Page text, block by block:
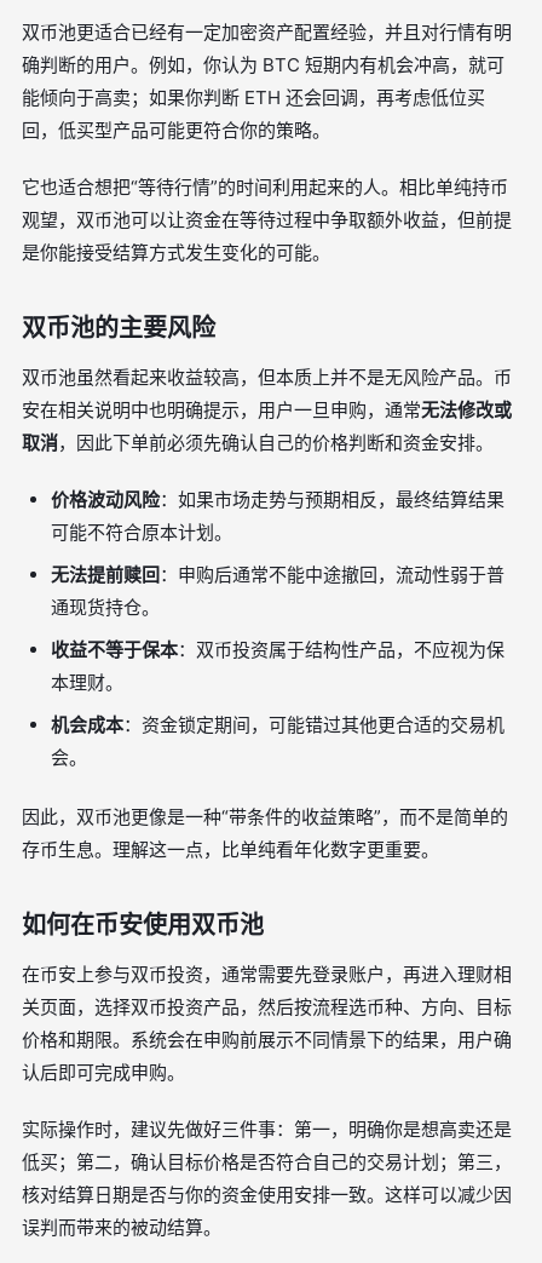
双币池更适合已经有一定加密资产配置经验，并且对行情有明
确判断的用户。例如，你认为 BTC 短期内有机会冲高，就可
能倾向于高卖；如果你判断 ETH 还会回调，再考虑低位买
回，低买型产品可能更符合你的策略。
它也适合想把“等待行情”的时间利用起来的人。相比单纯持币
观望，双币池可以让资金在等待过程中争取额外收益，但前提
是你能接受结算方式发生变化的可能。
双币池的主要风险
双币池虽然看起来收益较高，但本质上并不是无风险产品。币
安在相关说明中也明确提示，用户一旦申购，通常无法修改或
取消，因此下单前必须先确认自己的价格判断和资金安排。
价格波动风险：如果市场走势与预期相反，最终结算结果
可能不符合原本计划。
无法提前赎回：申购后通常不能中途撤回，流动性弱于普
通现货持仓。
收益不等于保本：双币投资属于结构性产品，不应视为保
本理财。
机会成本：资金锁定期间，可能错过其他更合适的交易机
会。
因此，双币池更像是一种“带条件的收益策略”，而不是简单的
存币生息。理解这一点，比单纯看年化数字更重要。
如何在币安使用双币池
在币安上参与双币投资，通常需要先登录账户，再进入理财相
关页面，选择双币投资产品，然后按流程选币种、方向、目标
价格和期限。系统会在申购前展示不同情景下的结果，用户确
认后即可完成申购。
实际操作时，建议先做好三件事：第一，明确你是想高卖还是
低买；第二，确认目标价格是否符合自己的交易计划；第三，
核对结算日期是否与你的资金使用安排一致。这样可以减少因
误判而带来的被动结算。